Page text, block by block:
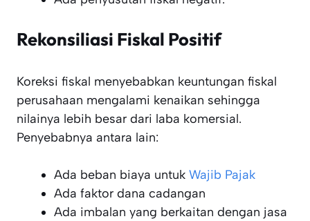
Rekonsiliasi Fiskal Positif
Koreksi fiskal menyebabkan keuntungan fiskal
perusahaan mengalami kenaikan sehingga
nilainya lebih besar dari laba komersial.
Penyebabnya antara lain:
Ada beban biaya untuk Wajib Pajak
Ada faktor dana cadangan
Ada imbalan yang berkaitan dengan jasa